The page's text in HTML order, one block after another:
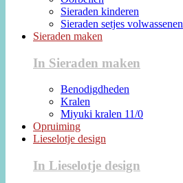
Sieraden kinderen
Sieraden setjes volwassenen
Sieraden maken
In Sieraden maken
Benodigdheden
Kralen
Miyuki kralen 11/0
Opruiming
Lieselotje design
In Lieselotje design